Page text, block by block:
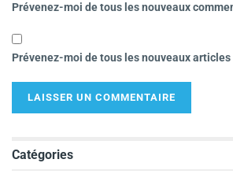
Prévenez-moi de tous les nouveaux
Prévenez-moi de tous les nouveaux
Catégories